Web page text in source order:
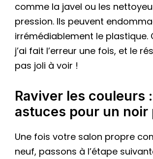
comme la javel ou les
pression. Ils peuvent
irrémédiablement le plastique.
j’ai fait l’erreur une fois, et le
pas joli à voir !
Raviver les couleurs
astuces pour un noir
Une fois votre salon propre
neuf, passons à l’étape